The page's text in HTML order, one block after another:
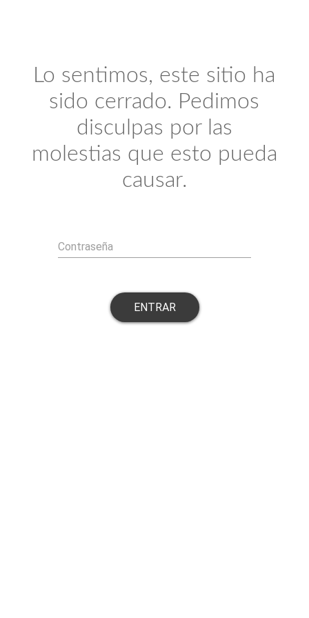
Lo sentimos, este sitio ha
sido cerrado. Pedimos
disculpas por las
molestias que esto pueda
causar.
Contraseña
ENTRAR